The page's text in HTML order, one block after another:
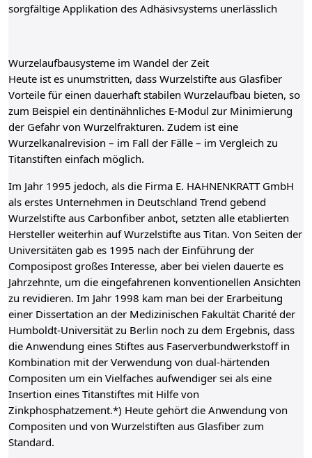
sorgfältige Applikation des Adhäsivsystems unerlässlich
Wurzelaufbausysteme im Wandel der Zeit
Heute ist es unumstritten, dass Wurzelstifte aus Glasfiber
Vorteile für einen dauerhaft stabilen Wurzelaufbau bieten, so
zum Beispiel ein dentinähnliches E-Modul zur Minimierung
der Gefahr von Wurzelfrakturen. Zudem ist eine
Wurzelkanalrevision – im Fall der Fälle – im Vergleich zu
Titanstiften einfach möglich.
Im Jahr 1995 jedoch, als die Firma E. HAHNENKRATT GmbH
als erstes Unternehmen in Deutschland Trend gebend
Wurzelstifte aus Carbonfiber anbot, setzten alle etablierten
Hersteller weiterhin auf Wurzelstifte aus Titan. Von Seiten der
Universitäten gab es 1995 nach der Einführung der
Composipost großes Interesse, aber bei vielen dauerte es
Jahrzehnte, um die eingefahrenen konventionellen Ansichten
zu revidieren. Im Jahr 1998 kam man bei der Erarbeitung
einer Dissertation an der Medizinischen Fakultät Charité der
Humboldt-Universität zu Berlin noch zu dem Ergebnis, dass
die Anwendung eines Stiftes aus Faserverbundwerkstoff in
Kombination mit der Verwendung von dual-härtenden
Compositen um ein Vielfaches aufwendiger sei als eine
Insertion eines Titanstiftes mit Hilfe von
Zinkphosphatzement.*) Heute gehört die Anwendung von
Compositen und von Wurzelstiften aus Glasfiber zum
Standard.